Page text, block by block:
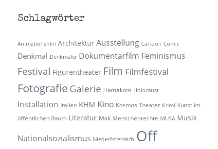
Schlagwörter
Animationsfilm Architektur Ausstellung Cartoon Comic
Denkmal Denkmäler Dokumentarfilm Feminismus
Festival Figurentheater Film Filmfestival
Fotografie Galerie Hamakom Holocaust
Installation Italien KHM Kino Kosmos Theater Krimi Kunst im
öffentlichen Raum Literatur Mak Menschenrechte MUSA Musik
Nationalsozialismus Niederösterreich Off